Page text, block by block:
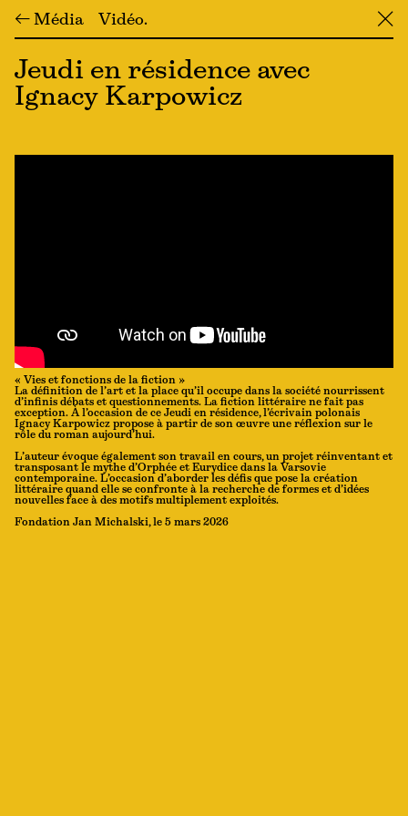
← Média Vidéo ╳
Jeudi en résidence avec
Ignacy Karpowicz
« Vies et fonctions de la fiction »
La définition de l’art et la place qu’il occupe dans la société nourrissent
d’infinis débats et questionnements. La fiction littéraire ne fait pas
exception. À l’occasion de ce Jeudi en résidence, l’écrivain polonais
Ignacy Karpowicz propose à partir de son œuvre une réflexion sur le
rôle du roman aujourd’hui.
L’auteur évoque également son travail en cours, un projet réinventant et
transposant le mythe d’Orphée et Eurydice dans la Varsovie
contemporaine. L’occasion d’aborder les défis que pose la création
littéraire quand elle se confronte à la recherche de formes et d’idées
nouvelles face à des motifs multiplement exploités.
Fondation Jan Michalski, le 5 mars 2026